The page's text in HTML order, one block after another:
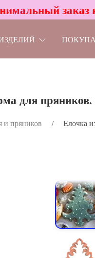
заказ
для
и пряников Елочка